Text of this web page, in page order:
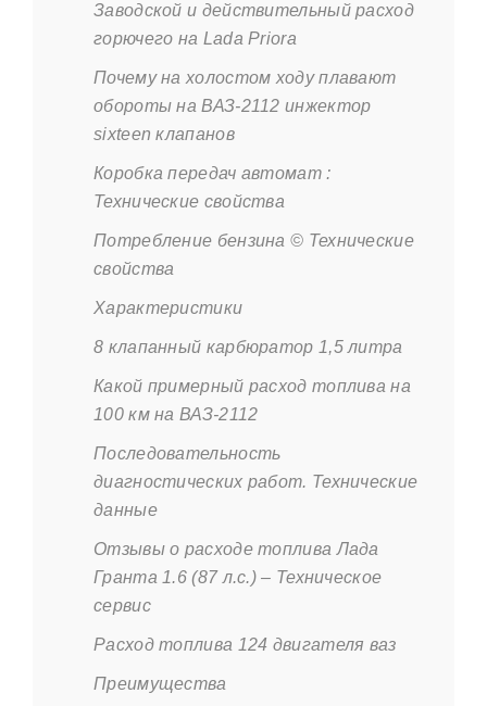
Заводской и действительный расход
горючего на Lada Priora
Почему на холостом ходу плавают
обороты на ВАЗ-2112 инжектор
sixteen клапанов
Коробка передач автомат :
Технические свойства
Потребление бензина © Технические
свойства
Характеристики
8 клапанный карбюратор 1,5 литра
Какой примерный расход топлива на
100 км на ВАЗ-2112
Последовательность
диагностических работ. Технические
данные
Отзывы о расходе топлива Лада
Гранта 1.6 (87 л.с.) – Техническое
сервис
Расход топлива 124 двигателя ваз
Преимущества